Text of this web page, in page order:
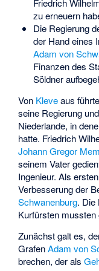
Friedrich
zu erneuern
Die Regierung
der Hand eines
Adam von
Finanzen des
Söldner
Von Kleveaus
seine Regierung
Niederlande, in
hatte. Friedrich
Johann Gregor
seinem Vater
Ingenieur. Als
Verbesserung der
Schwanenburg. Die
Kurfürsten
Zunächst galt es,
GrafenAdam von
brechen, der als